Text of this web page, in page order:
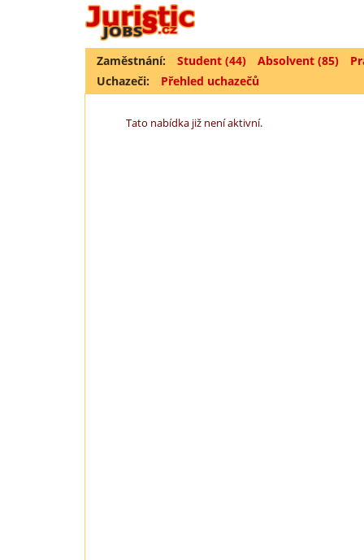
Zaměstnání: Student (44) Absolvent (85)
Uchazeči:
Přehled uchazečů
Tato nabídka již není aktivní.